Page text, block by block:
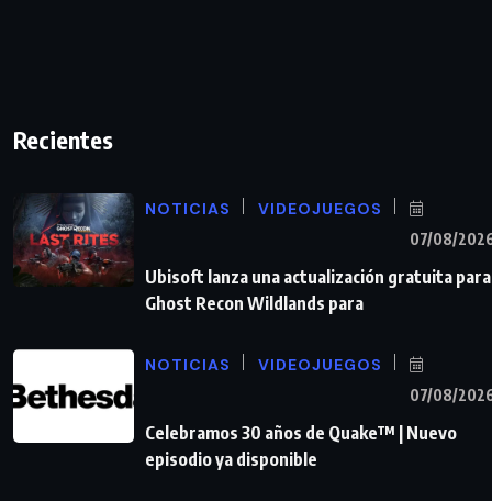
Recientes
NOTICIAS VIDEOJUEGOS
07/08/
Ubisoft lanza una actualización gratuita para
Ghost Recon Wildlands para
NOTICIAS VIDEOJUEGOS
07/08/
Celebramos 30 años de Quake™ | Nuevo
episodio ya disponible